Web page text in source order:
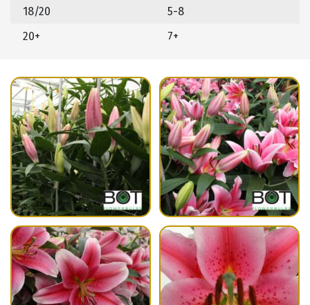
18/20
5-8
20+
7+